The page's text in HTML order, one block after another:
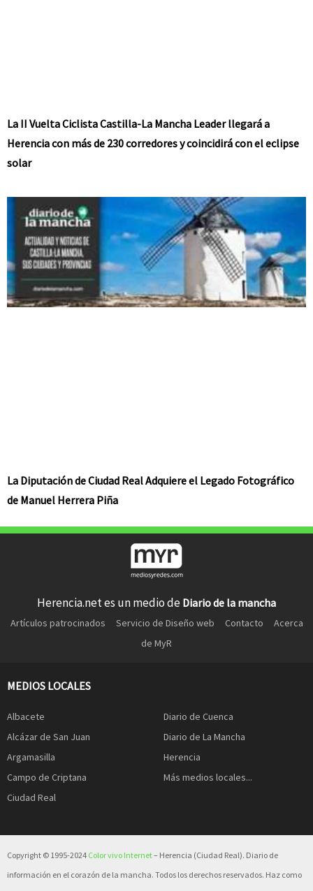
La II Vuelta Ciclista Castilla-La Mancha Leader llegará a
Herencia con más de 230 corredores y coincidirá con el eclipse
solar
La Diputación de Ciudad Real Adquiere el Legado Fotográfico
de Manuel Herrera Piña
Herencia.net es un medio de Diario de la mancha
Artículos patrocinados Servicio de Diseño web Contacto
Acerca
de MyR
MEDIOS LOCALES
Albacete
Alcázar de San Juan
Argamasilla
Campo de Criptana
Ciudad Real
Diario de Cuenca
Diario de La Mancha
Herencia
Más medios locales...
Copyright © 1995-2024 Color vivo Internet– Herencia (Ciudad Real). Diario de
información en el corazón de la mancha. Todos los derechos reservados. Haz como